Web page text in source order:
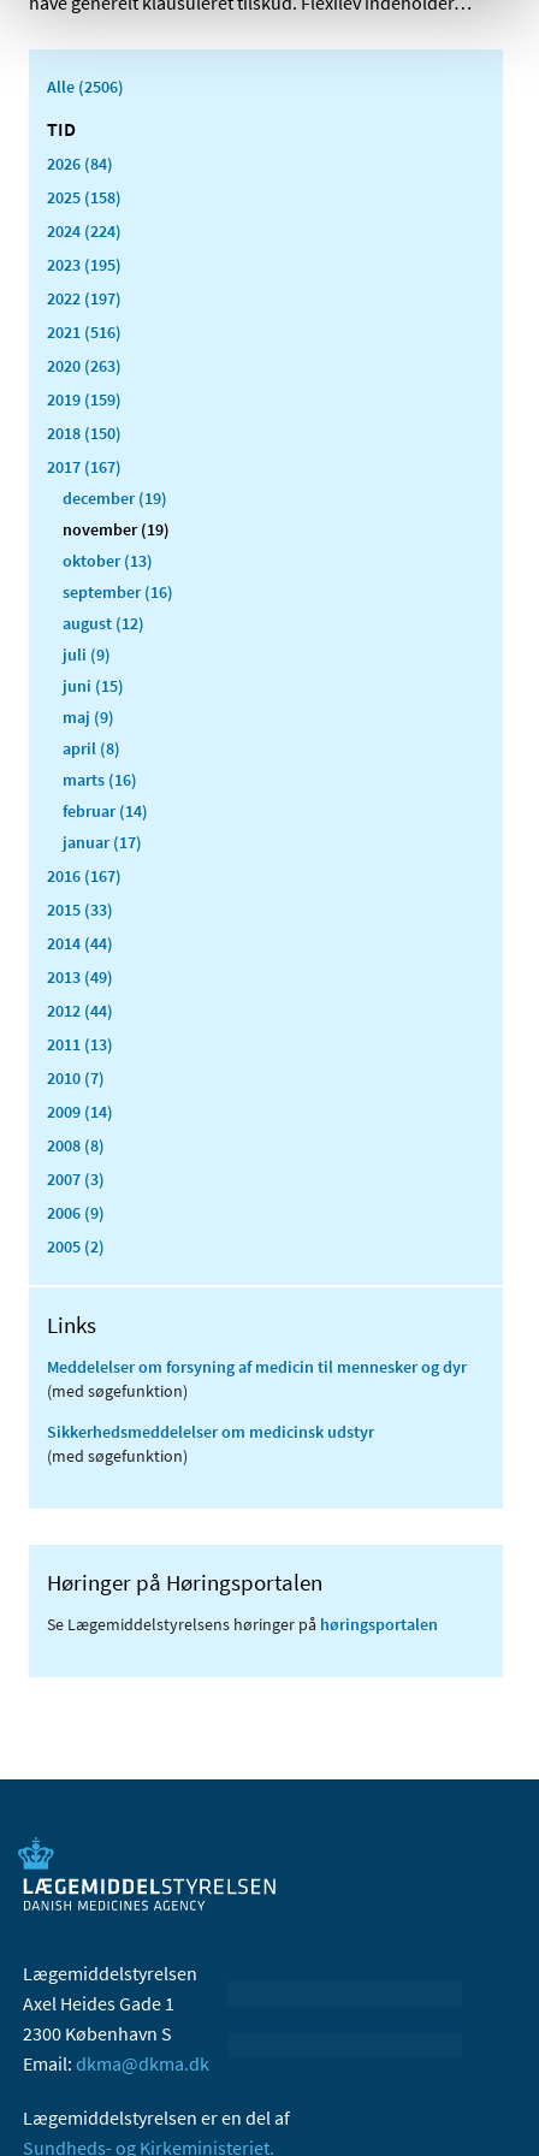
Alle (2506)
TID
2026 (84)
2025 (158)
2024 (224)
2023 (195)
2022 (197)
2021 (516)
2020 (263)
2019 (159)
2018 (150)
2017 (167)
december (19)
november (19)
oktober (13)
september (16)
august (12)
juli (9)
juni (15)
maj (9)
april (8)
marts (16)
februar (14)
januar (17)
2016 (167)
2015 (33)
2014 (44)
2013 (49)
2012 (44)
2011 (13)
2010 (7)
2009 (14)
2008 (8)
2007 (3)
2006 (9)
2005 (2)
Links
Meddelelser om forsyning af medicin til mennesker og dyr
(med søgefunktion)
Sikkerhedsmeddelelser om medicinsk udstyr
(med søgefunktion)
Høringer på Høringsportalen
Se Lægemiddelstyrelsens høringer på høringsportalen
Lægemiddelstyrelsen
Axel Heides Gade 1
2300 København S
Email: dkma@dkma.dk
Lægemiddelstyrelsen er en del af
Sundheds- og Kirkeministeriet.